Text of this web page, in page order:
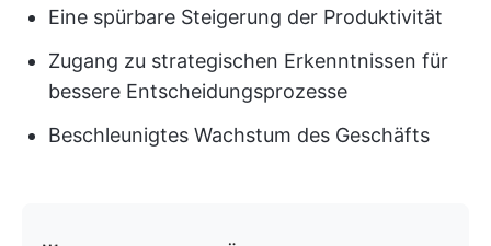
Eine spürbare Steigerung der Produktivität
Zugang zu strategischen Erkenntnissen für
bessere Entscheidungsprozesse
Beschleunigtes Wachstum des Geschäfts